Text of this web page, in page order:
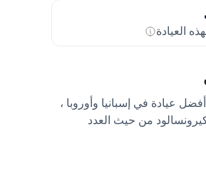
العيادة
عيادة في إسبانيا وأوروبا ،
من حيث العدد
القلب والجراحة التجميلية